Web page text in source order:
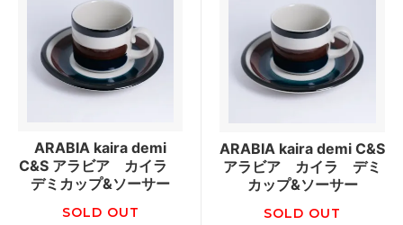
ARABIA kaira demi
C&S アラビア カイラ
デミカップ&ソーサー
SOLD OUT
ARABIA kaira demi C&S
アラビア カイラ デミ
カップ&ソーサー
SOLD OUT